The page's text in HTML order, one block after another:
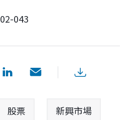
043
股票 新興市場